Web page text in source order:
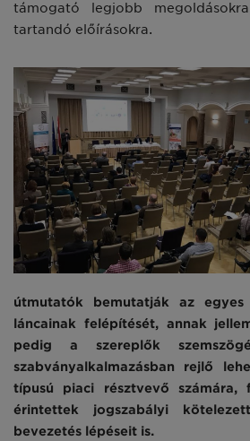
támogató legjobb
tartandó előírásokra.
útmutatók bemutatják az egyes
láncainak felépítését, annak
pedig a szereplők
szabványalkalmazásban rejlő
típusú piaci résztvevő számára,
érintettek jogszabályi
bevezetés lépéseit is.